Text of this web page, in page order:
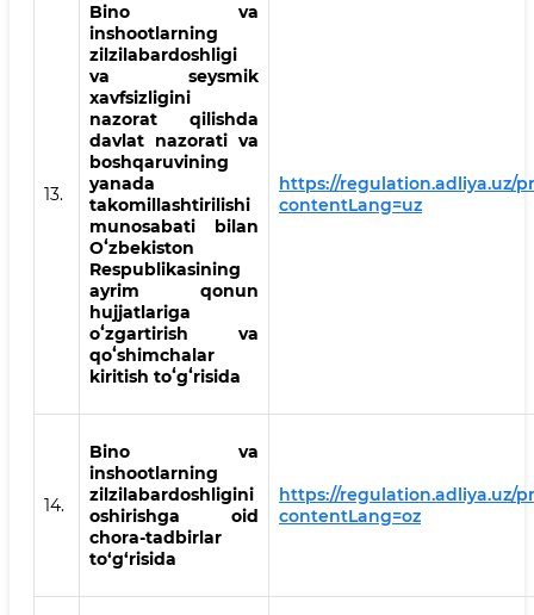
13.
Bino va
inshootlarning
zilzilabardoshligi
va seysmik
xavfsizligini
nazorat qilishda
davlat nazorati va
boshqaruvining
yanada
takomillashtirilishi
munosabati bilan
Oʻzbekiston
Respublikasining
ayrim qonun
hujjatlariga
oʻzgartirish va
qoʻshimchalar
kiritish toʻgʻrisida
https://regulation.adliya.uz/
contentLang=uz
14.
Bino va
inshootlarning
zilzilabardoshligini
oshirishga oid
chora-tadbirlar
to‘g‘risida
https://regulation.adliya.uz/
contentLang=oz